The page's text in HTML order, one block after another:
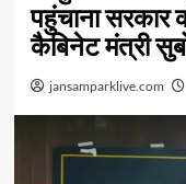
पहुंचाना सरकार
कैबिनेट मंत्री
jansamparklive.com